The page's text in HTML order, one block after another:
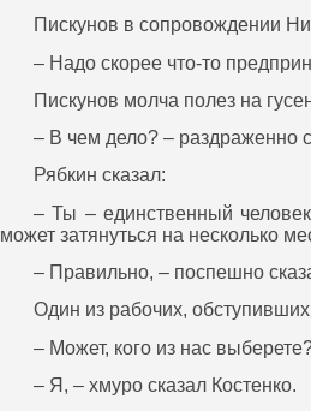
Пискунов в сопровождении
– Надо скорее что-то
Пискунов молча полез на
– В чем дело? – раздраженно
Рябкин сказал:
– Ты – единственный
может затянуться на несколько
– Правильно, – поспешно
Один из рабочих,
– Может, кого из нас
– Я, – хмуро сказал Костенко.